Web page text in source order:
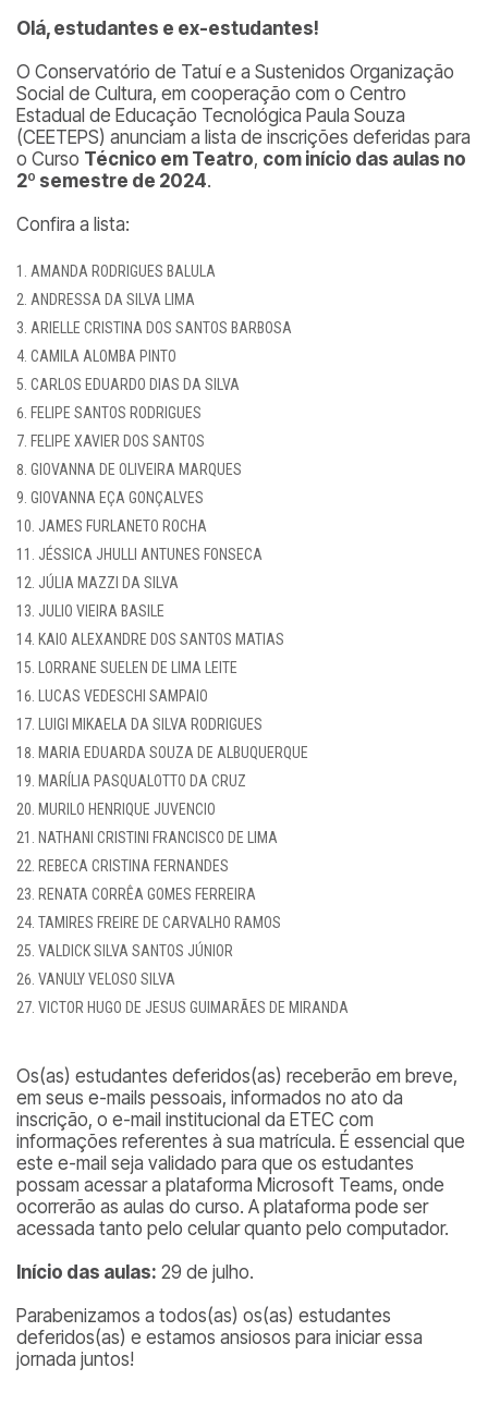
Olá, estudantes e ex-estudantes!
O Conservatório de Tatuí e a Sustenidos Organização
Social de Cultura, em cooperação com o Centro
Estadual de Educação Tecnológica Paula Souza
(CEETEPS) anunciam a lista de inscrições deferidas para
o Curso Técnico em Teatro, com início das aulas no
2º semestre de 2024.
Confira a lista:
AMANDA RODRIGUES BALULA
ANDRESSA DA SILVA LIMA
ARIELLE CRISTINA DOS SANTOS BARBOSA
CAMILA ALOMBA PINTO
CARLOS EDUARDO DIAS DA SILVA
FELIPE SANTOS RODRIGUES
FELIPE XAVIER DOS SANTOS
GIOVANNA DE OLIVEIRA MARQUES
GIOVANNA EÇA GONÇALVES
JAMES FURLANETO ROCHA
JÉSSICA JHULLI ANTUNES FONSECA
JÚLIA MAZZI DA SILVA
JULIO VIEIRA BASILE
KAIO ALEXANDRE DOS SANTOS MATIAS
LORRANE SUELEN DE LIMA LEITE
LUCAS VEDESCHI SAMPAIO
LUIGI MIKAELA DA SILVA RODRIGUES
MARIA EDUARDA SOUZA DE ALBUQUERQUE
MARÍLIA PASQUALOTTO DA CRUZ
MURILO HENRIQUE JUVENCIO
NATHANI CRISTINI FRANCISCO DE LIMA
REBECA CRISTINA FERNANDES
RENATA CORRÊA GOMES FERREIRA
TAMIRES FREIRE DE CARVALHO RAMOS
VALDICK SILVA SANTOS JÚNIOR
VANULY VELOSO SILVA
VICTOR HUGO DE JESUS GUIMARÃES DE MIRANDA
Os(as) estudantes deferidos(as) receberão em breve,
em seus e-mails pessoais, informados no ato da
inscrição, o e-mail institucional da ETEC com
informações referentes à sua matrícula. É essencial que
este e-mail seja validado para que os estudantes
possam acessar a plataforma Microsoft Teams, onde
ocorrerão as aulas do curso. A plataforma pode ser
acessada tanto pelo celular quanto pelo computador.
Início das aulas: 29 de julho.
Parabenizamos a todos(as) os(as) estudantes
deferidos(as) e estamos ansiosos para iniciar essa
jornada juntos!